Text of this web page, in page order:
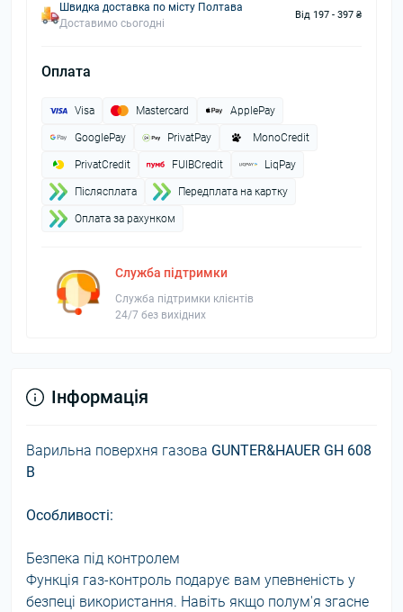
Швидка доставка по місту Полтава
Доставимо сьогодні
Від 197 - 397 ₴
Оплата
Visa Mastercard ApplePay
GooglePay PrivatPay MonoCredit
PrivatCredit FUIBCredit LiqPay
Пiслясплата Передплата на картку
Оплата за рахунком
Служба підтримки
Служба підтримки клієнтів
24/7 без вихідних
Інформація
Варильна поверхня газова GUNTER&HAUER GH 608
B
Особливості:
Безпека під контролем
Функція газ-контроль подарує вам упевненість у
безпеці використання. Навіть якщо полум'я згасне